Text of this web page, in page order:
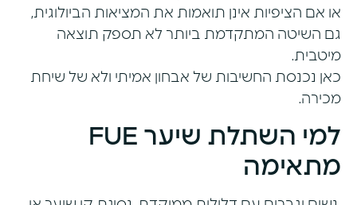
או אם הציפיות אינן תואמות את המציאות הביולוגית,
גם השיטה המתקדמת ביותר לא תספק תוצאה
מיטבית.
כאן נכנסת החשיבות של אבחון אמיתי ולא של שיחת
מכירה.
למי השתלת שיער FUE
מתאימה